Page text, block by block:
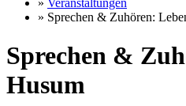
» Veranstaltungen
» Sprechen & Zuhören:
Sprechen &
Husum